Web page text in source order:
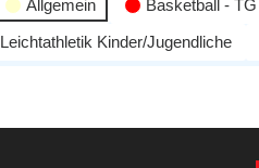
Allgemein Basketball -
Leichtathletik Kinder/Jugendliche